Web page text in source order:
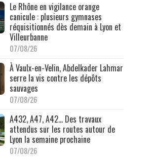
Le Rhône en vigilance orange
canicule : plusieurs gymnases
réquisitionnés dès demain à Lyon et
Villeurbanne
07/08/26
À Vaulx-en-Velin, Abdelkader Lahmar
serre la vis contre les dépôts
sauvages
07/08/26
A432, A47, A42… Des travaux
attendus sur les routes autour de
Lyon la semaine prochaine
07/08/26